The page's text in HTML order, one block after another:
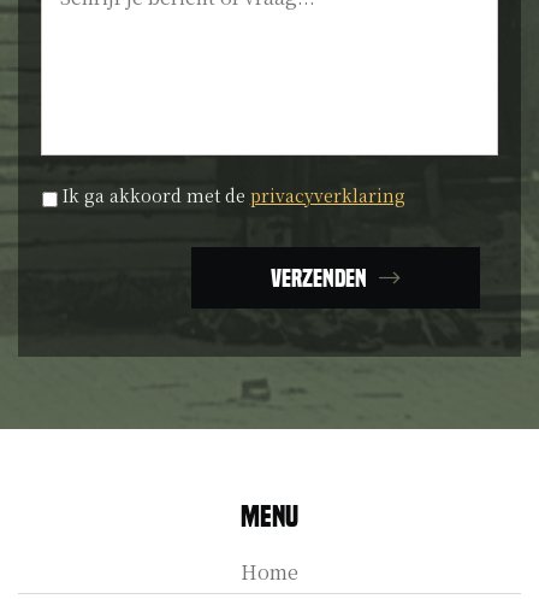
Privacyverklaring *
Ik ga akkoord met de privacyverklaring
Verzenden
Menu
Home